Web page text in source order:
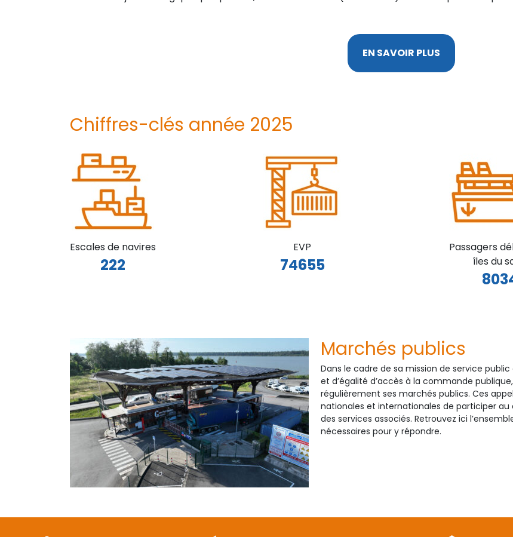
EN SAVOIR PLUS
Chiffres-clés année 2025
Escales de navires
222
EVP
74655
Passagers
îles du
Marchés publics
Dans le cadre de sa mission de service
et d’égalité d’accès à la commande
régulièrement ses marchés publics. Ces
nationales et internationales de participer
des services associés. Retrouvez ici
nécessaires pour y répondre.